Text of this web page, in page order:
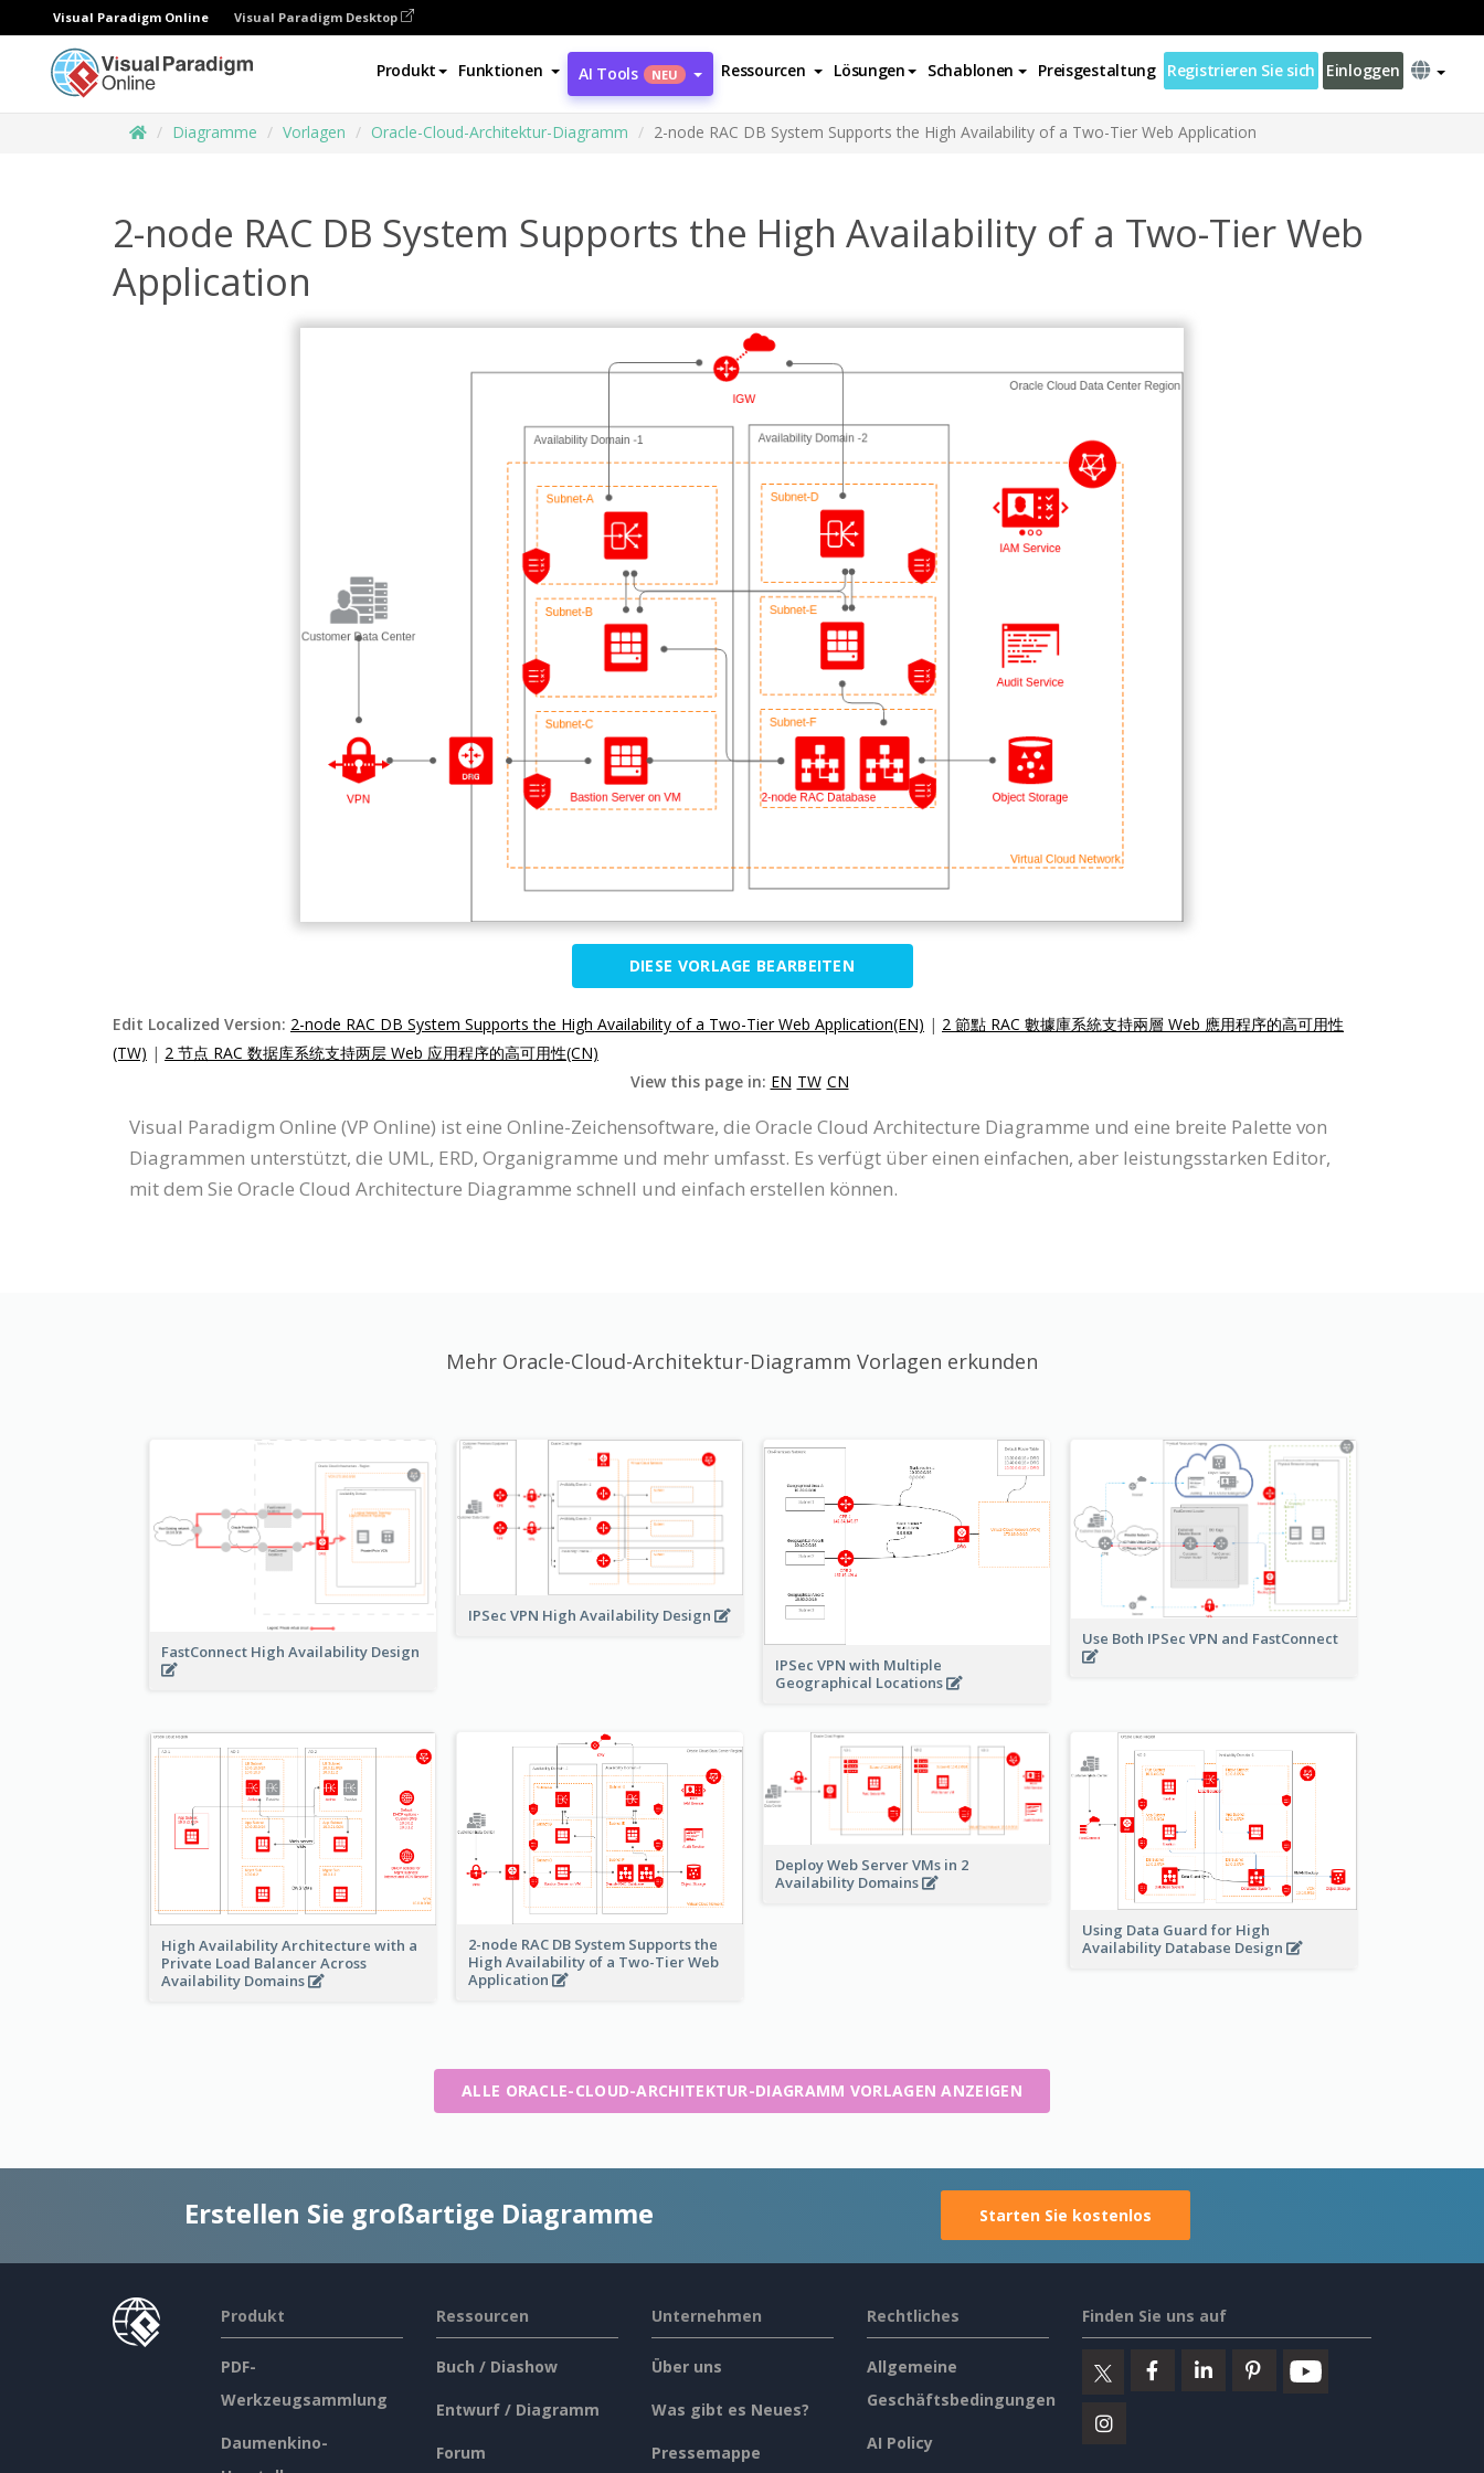
Visual Paradigm Online Visual Paradigm Desktop
Produkt Funktionen AI Tools NEU Ressourcen Lösungen Schablonen Preisgestaltung Registrieren Sie sich Einloggen
Diagramme Vorlagen Oracle-Cloud-Architektur-Diagramm 2-node RAC DB System Supports the High Availability of a Two-Tier Web Application
2-node RAC DB System Supports the High Availability of a Two-Tier Web
Application
DIESE VORLAGE BEARBEITEN
Edit Localized Version: 2-node RAC DB System Supports the High Availability of a Two-Tier Web Application(EN) | 2 節點 RAC 數據庫系統支持兩層 Web 應用程序的高可用性
(TW) | 2 节点 RAC 数据库系统支持两层 Web 应用程序的高可用性(CN)
View this page in: EN TW CN
Visual Paradigm Online (VP Online) ist eine Online-Zeichensoftware, die Oracle Cloud Architecture Diagramme und eine breite Palette von
Diagrammen unterstützt, die UML, ERD, Organigramme und mehr umfasst. Es verfügt über einen einfachen, aber leistungsstarken Editor,
mit dem Sie Oracle Cloud Architecture Diagramme schnell und einfach erstellen können.
Mehr Oracle-Cloud-Architektur-Diagramm Vorlagen erkunden
FastConnect High Availability Design
IPSec VPN High Availability Design
IPSec VPN with Multiple
Geographical Locations
Use Both IPSec VPN and FastConnect
High Availability Architecture with a
Private Load Balancer Across
Availability Domains
2-node RAC DB System Supports the
High Availability of a Two-Tier Web
Application
Deploy Web Server VMs in 2
Availability Domains
Using Data Guard for High
Availability Database Design
ALLE ORACLE-CLOUD-ARCHITEKTUR-DIAGRAMM VORLAGEN ANZEIGEN
Erstellen Sie großartige Diagramme Starten Sie kostenlos
Produkt
PDF-
Werkzeugsammlung
Daumenkino-
Ressourcen
Buch / Diashow
Entwurf / Diagramm
Forum
Unternehmen
Über uns
Was gibt es Neues?
Pressemappe
Rechtliches
Allgemeine
Geschäftsbedingungen
AI Policy
Finden Sie uns auf